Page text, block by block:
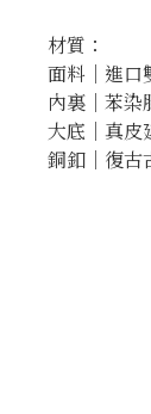
材質：
面料｜進口
內裏｜苯
大底｜真皮
銅釦｜復古